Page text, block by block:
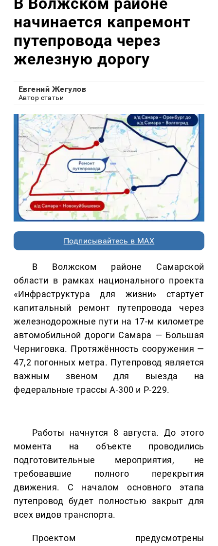
начинается капремонт
путепровода через
железную дорогу
Евгений Жегулов
Автор статьи
Подписывайтесь в MAX
В Волжском районе Самарской
области в рамках национального проекта
«Инфраструктура для жизни» стартует
капитальный ремонт путепровода через
железнодорожные пути на 17-м километре
автомобильной дороги Самара — Большая
Черниговка. Протяжённость сооружения —
47,2 погонных метра. Путепровод является
важным звеном для выезда на
федеральные трассы А-300 и Р-229.
Работы начнутся 8 августа. До этого
момента на объекте проводились
подготовительные мероприятия, не
требовавшие полного перекрытия
движения. С началом основного этапа
путепровод будет полностью закрыт для
всех видов транспорта.
Проектом предусмотрены